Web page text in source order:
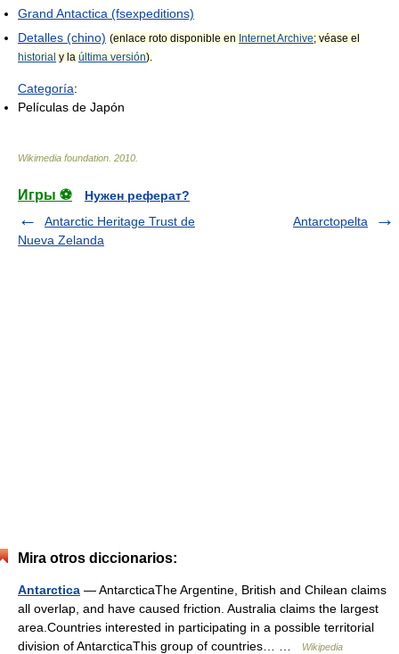
Grand Antactica (fsexpeditions)
Detalles (chino) (enlace roto disponible en Internet Archive; véase el
historial y la última versión).
Categoría:
Películas de Japón
Wikimedia foundation 2010
Игры ⚽
Нужен реферат?
Antarctic Heritage Trust de
Nueva Zelanda
Antarctopelta
Mira otros diccionarios:
Antarctica — AntarcticaThe Argentine, British and Chilean claims
all overlap, and have caused friction. Australia claims the largest
area.Countries interested in participating in a possible territorial
division of AntarcticaThis group of countries… …
Wikipedia